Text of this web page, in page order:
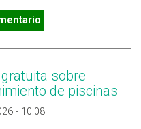
DE LAS SUSTANCIAS
sobre
de piscinas
- 10:08